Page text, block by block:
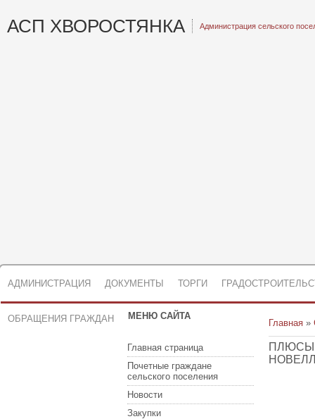
АСП ХВОРОСТЯНКА Администрация сельского
АДМИНИСТРАЦИЯ ДОКУМЕНТЫ ТОРГИ
ОБРАЩЕНИЯ ГРАЖДАН МЕНЮ САЙТА
Главная страница
Почетные граждане
сельского поселения
Новости
Закупки
Главная »
ПЛЮСЫ